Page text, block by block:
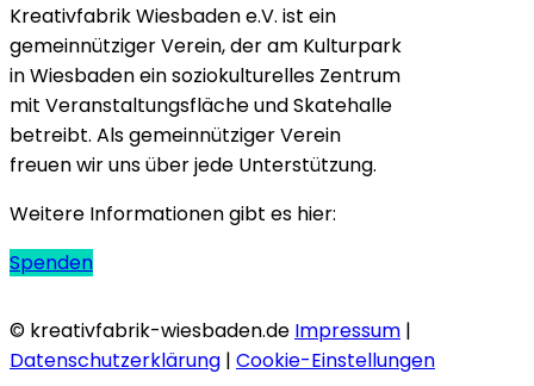
Kreativfabrik Wiesbaden e.V. ist ein
gemeinnütziger Verein, der am Kulturpark
in Wiesbaden ein soziokulturelles Zentrum
mit Veranstaltungsfläche und Skatehalle
betreibt. Als gemeinnütziger Verein
freuen wir uns über jede Unterstützung.
Weitere Informationen gibt es hier:
Spenden
© kreativfabrik-wiesbaden.de Impressum |
Datenschutzerklärung | Cookie-Einstellungen